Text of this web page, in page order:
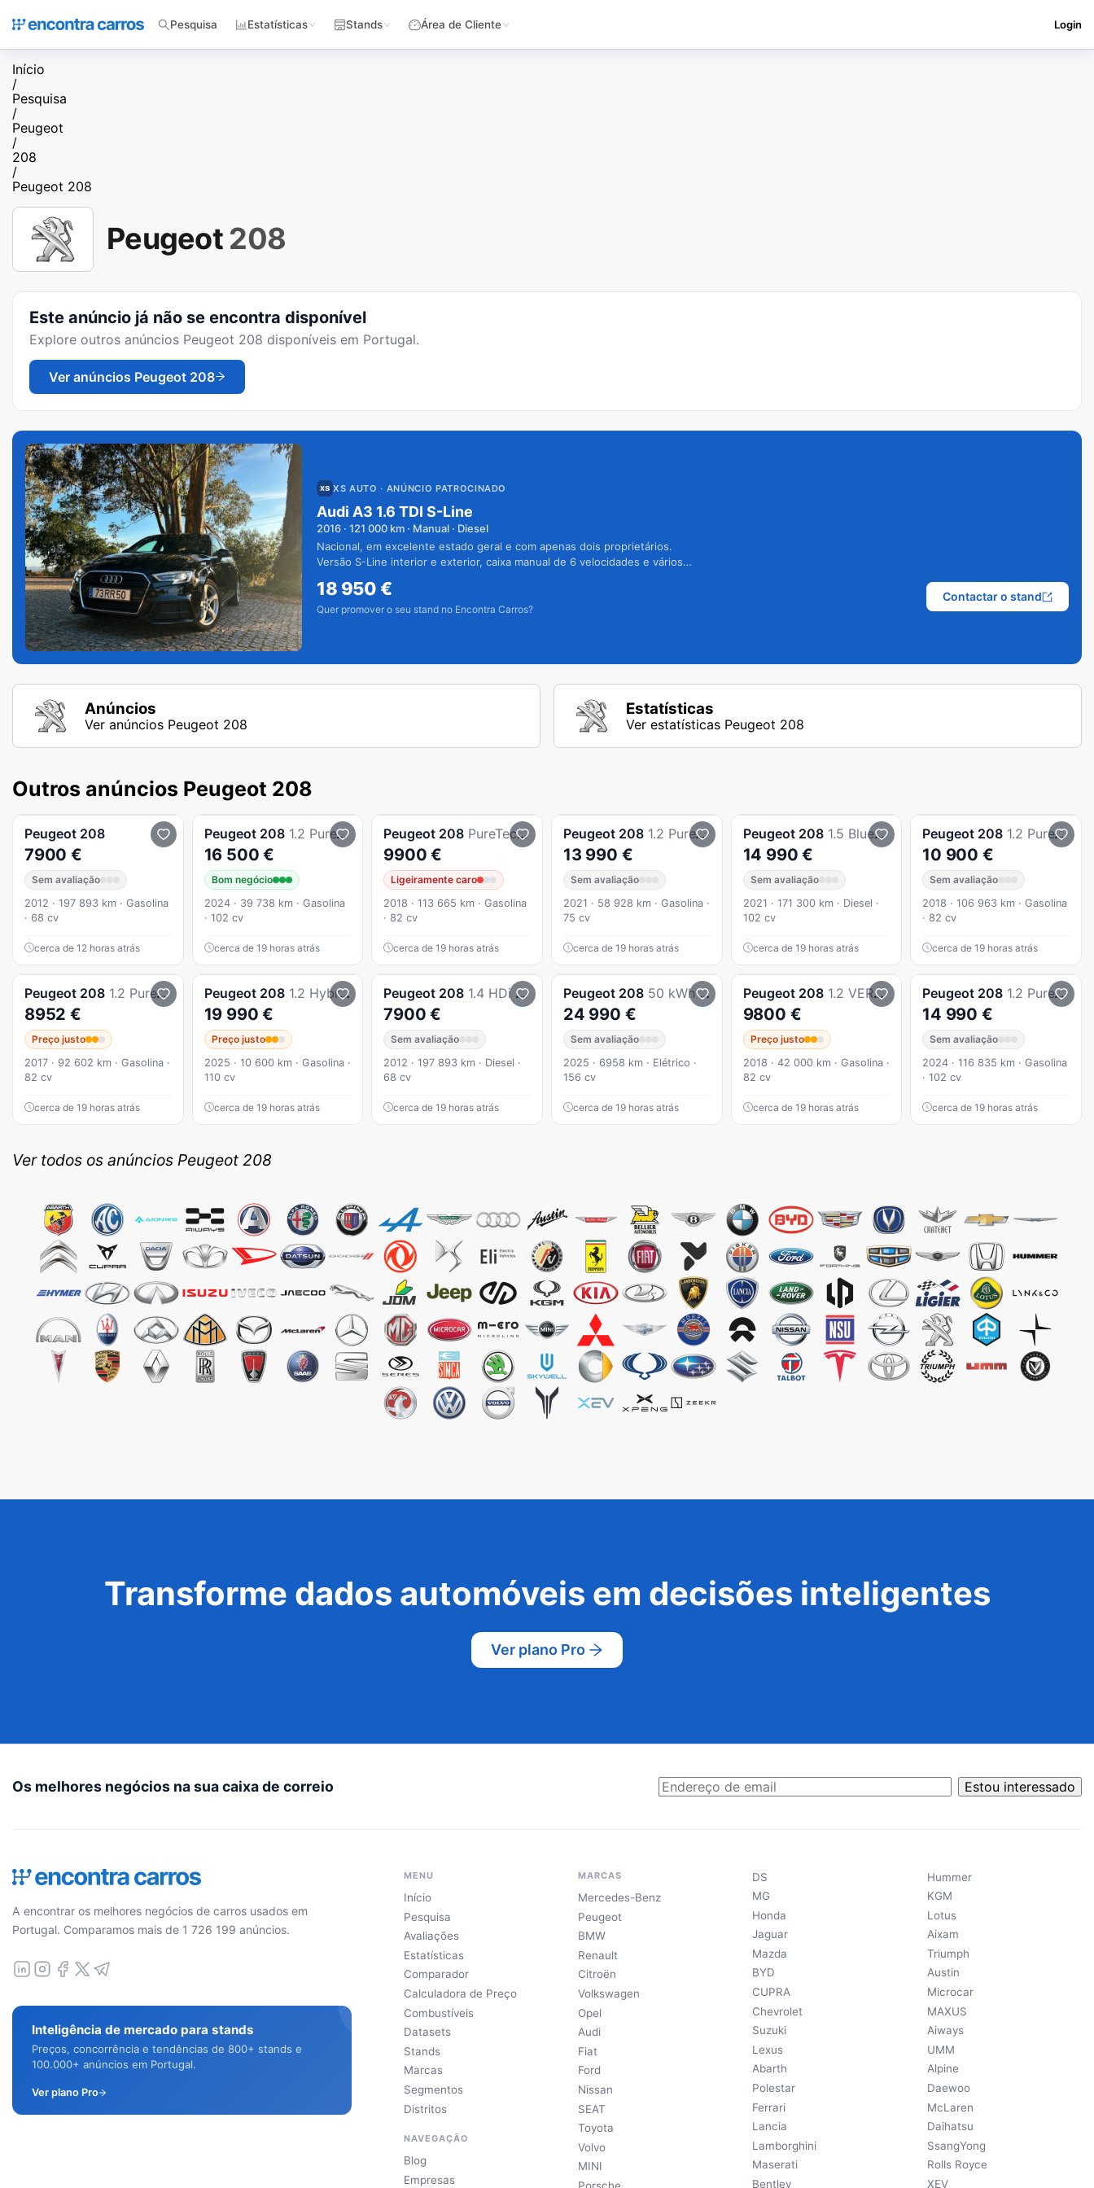
Pesquisa Estatísticas Stands Área de Cliente Login
Início
/
Pesquisa
/
Peugeot
/
208
/
Peugeot 208
Peugeot 208
Este anúncio já não se encontra disponível
Explore outros anúncios Peugeot 208 disponíveis em Portugal.
Ver anúncios Peugeot 208
XS AUTO · ANÚNCIO PATROCINADO
Audi A3 1.6 TDI S-Line
2016 · 121 000 km · Manual · Diesel
Nacional, em excelente estado geral e com apenas dois proprietários.
Versão S-Line interior e exterior, caixa manual de 6 velocidades e vários
18 950€
Quer promover o seu stand no Encontra Carros?
Contactar o stand
Anúncios
Ver anúncios Peugeot 208
Estatísticas
Ver estatísticas Peugeot 208
Outros anúncios Peugeot 208
Peugeot 208
7900 €
Sem avaliação
2012 · 197 893 km · Gasolina
· 68 cv
cerca de 12 horas atrás
Peugeot 208 1.2 PureTech Active
16 500 €
Bom negócio
2024 · 39 738 km · Gasolina
· 102 cv
cerca de 19 horas atrás
Peugeot 208 PureTech 82 Stop & Start Signature
9900 €
Ligeiramente caro
2018 · 113 665 km · Gasolina
· 82 cv
cerca de 19 horas atrás
Peugeot 208 1.2 PureTech Active Pack
13 990 €
Sem avaliação
2021 · 58 928 km · Gasolina ·
75 cv
cerca de 19 horas atrás
Peugeot 208 1.5 BlueHDi GT Pack
14 990 €
Sem avaliação
2021 · 171 300 km · Diesel ·
102 cv
cerca de 19 horas atrás
Peugeot 208 1.2 PureTech Active
10 900 €
Sem avaliação
2018 · 106 963 km · Gasolina
· 82 cv
cerca de 19 horas atrás
Peugeot 208 1.2 PureTech Style
8952 €
Preço justo
2017 · 92 602 km · Gasolina ·
82 cv
cerca de 19 horas atrás
Peugeot 208 1.2 Hybrid Allure e-DCS6
19 990 €
Preço justo
2025 · 10 600 km · Gasolina ·
110 cv
cerca de 19 horas atrás
Peugeot 208 1.4 HDi Active
7900 €
Sem avaliação
2012 · 197 893 km · Diesel ·
68 cv
cerca de 19 horas atrás
Peugeot 208 50 kWh Allure
24 990 €
Sem avaliação
2025 · 6958 km · Elétrico ·
156 cv
cerca de 19 horas atrás
Peugeot 208 1.2 VERSÃO STYLE
9800 €
Preço justo
2018 · 42 000 km · Gasolina ·
82 cv
cerca de 19 horas atrás
Peugeot 208 1.2 PureTech Allure
14 990 €
Sem avaliação
2024 · 116 835 km · Gasolina
· 102 cv
cerca de 19 horas atrás
Ver todos os anúncios Peugeot 208
Transforme dados automóveis em decisões inteligentes
Ver plano Pro
Os melhores negócios na sua caixa de correio Estou interessado
A encontrar os melhores negócios de carros usados em
Portugal. Comparamos mais de 1 726 199 anúncios.
Inteligência de mercado para stands
Preços, concorrência e tendências de 800+ stands e
100.000+ anúncios em Portugal.
Ver plano Pro
MENU
Início
Pesquisa
Avaliações
Estatísticas
Comparador
Calculadora de Preço
Combustíveis
Datasets
Stands
Marcas
Segmentos
Distritos
NAVEGAÇÃO
Blog
Empresas
MARCAS
Mercedes-Benz
Peugeot
BMW
Renault
Citroën
Volkswagen
Opel
Audi
Fiat
Ford
Nissan
SEAT
Toyota
Volvo
MINI
DS
MG
Honda
Jaguar
Mazda
BYD
CUPRA
Chevrolet
Suzuki
Lexus
Abarth
Polestar
Ferrari
Lancia
Lamborghini
Maserati
Bentley
Hummer
KGM
Lotus
Aixam
Triumph
Austin
Microcar
MAXUS
Aiways
UMM
Alpine
Daewoo
McLaren
Daihatsu
SsangYong
Rolls Royce
XEV